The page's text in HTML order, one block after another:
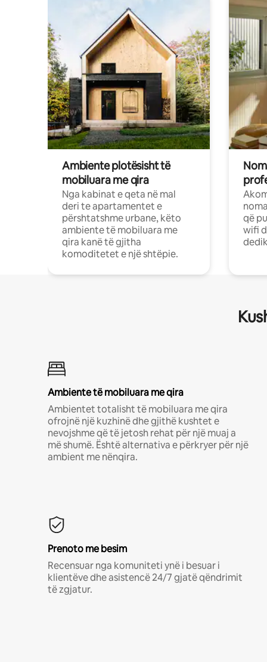
Ambiente plotësisht të
mobiluara me qira
Nga kabinat e qeta në mal
deri te apartamentet e
përshtatshme urbane, këto
ambiente të mobiluara me
qira kanë të gjitha
komoditetet e një shtëpie.
që
wifi
Ambiente të mobiluara me qira
Ambientet totalisht të mobiluara me qira
ofrojnë një kuzhinë dhe gjithë kushtet e
nevojshme që të jetosh rehat për një muaj a
më shumë. Është alternativa e përkryer për një
ambient me nënqira.
Prenoto me besim
Recensuar nga komuniteti ynë i besuar i
klientëve dhe asistencë 24/7 gjatë qëndrimit
të zgjatur.